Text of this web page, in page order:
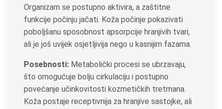
Organizam se postupno aktivira, a zaštitne
funkcije počinju jačati. Koža počinje pokazivati
poboljšanu sposobnost apsorpcije hranjivih tvari,
ali je još uvijek osjetljivija nego u kasnijim fazama.
Posebnosti: Metabolički procesi se ubrzavaju,
što omogućuje bolju cirkulaciju i postupno
povećanje učinkovitosti kozmetičkih tretmana.
Koža postaje receptivnija za hranjive sastojke, ali